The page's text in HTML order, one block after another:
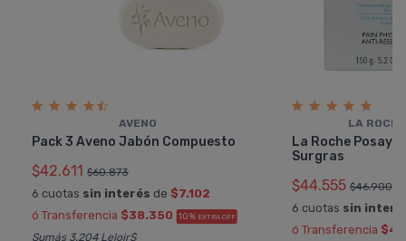
AVENO
Pack 3 Aveno Jabón Compuesto
$42.611 $60.873
6 cuotas sin interés de $7.102
ó Transferencia $38.350 10% EXTRA OFF
Sumás 3.204 Leloir$
LA
La Roche Posay
Surgras
$44.555 $46.900
6 cuotas sin
ó Transferencia